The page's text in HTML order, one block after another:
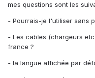
mes questions sont les
- Pourrais-je l'utiliser sans
- Les cables (chargeurs
france ?
- la langue affichée par